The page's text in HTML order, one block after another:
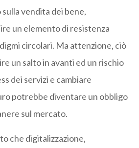
vendita dei bene,
un elemento di resistenza
circolari. Ma attenzione, ciò
un salto in avanti ed un rischio
dei servizi e cambiare
potrebbe diventare un obbligo
sul mercato.
che digitalizzazione,